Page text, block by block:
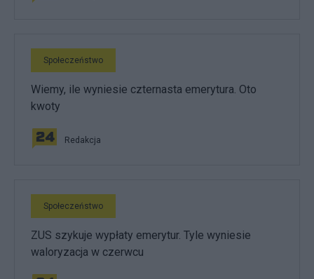
Społeczeństwo
Wiemy, ile wyniesie czternasta emerytura. Oto
kwoty
Redakcja
Społeczeństwo
ZUS szykuje wypłaty emerytur. Tyle wyniesie
waloryzacja w czerwcu